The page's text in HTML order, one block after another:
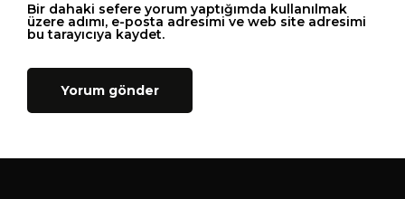
Bir dahaki sefere yorum yaptığımda kullanılmak
üzere adımı, e-posta adresimi ve web site adresimi
bu tarayıcıya kaydet.